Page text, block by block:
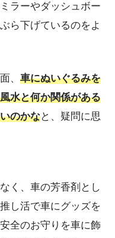
ラーやダッシュボー
ら下げているのをよ
、 車にぬいぐるみを
水と何か関係がある
のかなと、疑問に思
く、車の芳香剤とし
し活で車にグッズを
全のお守りを車に飾